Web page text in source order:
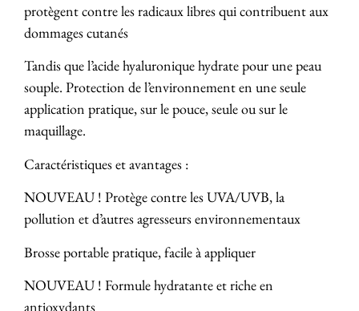
protègent contre les radicaux libres qui contribuent aux
dommages cutanés
Tandis que l’acide hyaluronique hydrate pour une peau
souple. Protection de l’environnement en une seule
application pratique, sur le pouce, seule ou sur le
maquillage.
Caractéristiques et avantages :
NOUVEAU ! Protège contre les UVA/UVB, la
pollution et d’autres agresseurs environnementaux
Brosse portable pratique, facile à appliquer
NOUVEAU ! Formule hydratante et riche en
antioxydants